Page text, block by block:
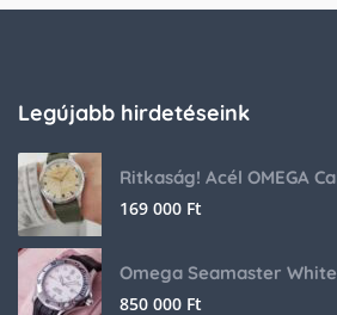
Legújabb hirdetéseink
169 000 Ft
Omega Seamaster White
850 000 Ft